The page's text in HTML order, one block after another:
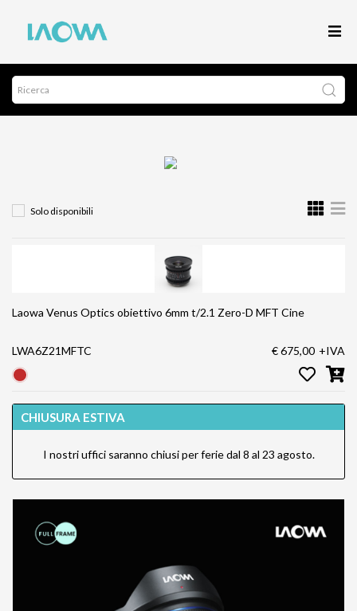
Solo disponibili
Laowa Venus Optics obiettivo 6mm t/2.1 Zero-D MFT Cine
LWA6Z21MFTC € 675,00 +IVA
CHIUSURA ESTIVA
I nostri uffici saranno chiusi per ferie dal 8 al 23 agosto.